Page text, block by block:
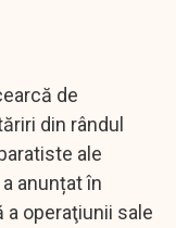
de
din rândul
ale
anunțat în
operaţiunii sale